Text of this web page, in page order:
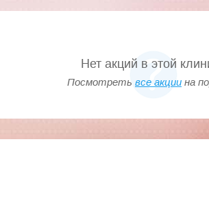
Нет акций в этой
Посмотреть все акции на